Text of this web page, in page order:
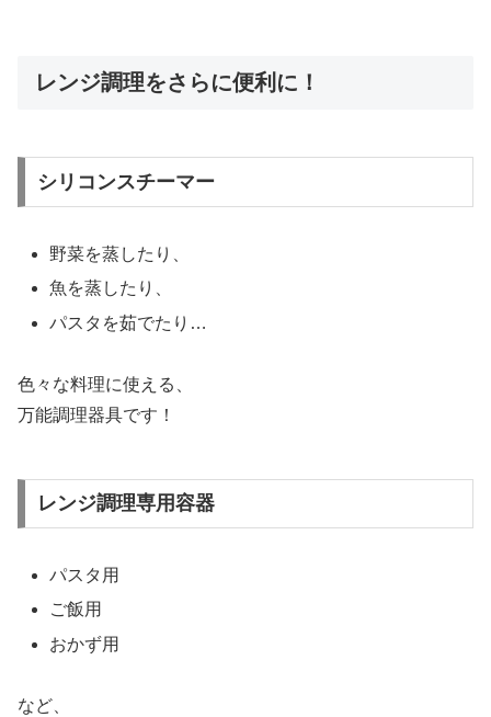
レンジ調理をさらに便利に！
シリコンスチーマー
野菜を蒸したり、
魚を蒸したり、
パスタを茹でたり…
色々な料理に使える、
万能調理器具です！
レンジ調理専用容器
パスタ用
ご飯用
おかず用
など、